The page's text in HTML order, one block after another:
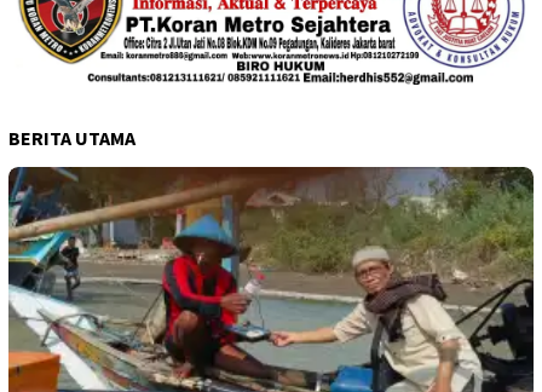
BERITA UTAMA